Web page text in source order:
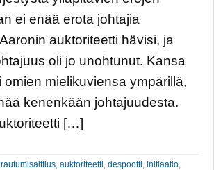
ei enää erota johtajia
auktoriteetti hävisi, ja
oli jo unohtunut. Kansa
omien mielikuviensa ympärillä,
kenenkään johtajuudesta.
[…]
auktoriteetti despootti initiaatio